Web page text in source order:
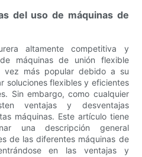
del uso de máquinas de
altamente competitiva y
máquinas de unión flexible
vez más popular debido a su
soluciones flexibles y eficientes
Sin embargo, como cualquier
ventajas y desventajas
máquinas. Este artículo tiene
una descripción general
de las diferentes máquinas de
en las ventajas y